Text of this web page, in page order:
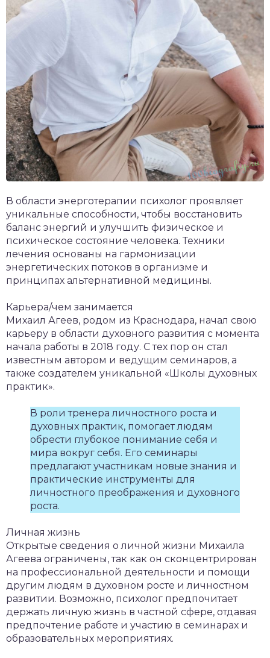
В области энерготерапии психолог проявляет
уникальные способности, чтобы восстановить
баланс энергий и улучшить физическое и
психическое состояние человека. Техники
лечения основаны на гармонизации
энергетических потоков в организме и
принципах альтернативной медицины.
Карьера/чем занимается
Михаил Агеев, родом из Краснодара, начал свою
карьеру в области духовного развития с момента
начала работы в 2018 году. С тех пор он стал
известным автором и ведущим семинаров, а
также создателем уникальной «Школы духовных
практик».
В роли тренера личностного роста и
духовных практик, помогает людям
обрести глубокое понимание себя и
мира вокруг себя. Его семинары
предлагают участникам новые знания и
практические инструменты для
личностного преображения и духовного
роста.
Личная жизнь
Открытые сведения о личной жизни Михаила
Агеева ограничены, так как он сконцентрирован
на профессиональной деятельности и помощи
другим людям в духовном росте и личностном
развитии. Возможно, психолог предпочитает
держать личную жизнь в частной сфере, отдавая
предпочтение работе и участию в семинарах и
образовательных мероприятиях.